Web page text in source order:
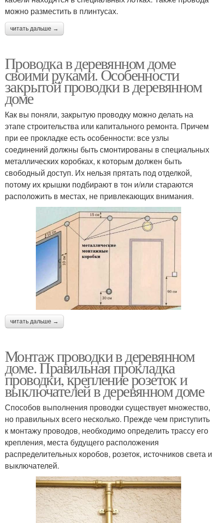
можно разместить в плинтусах.
читать дальше →
Проводка в деревянном доме
своими руками. Особенности
закрытой проводки в деревянном
доме
Как вы поняли, закрытую проводку можно делать на
этапе строительства или капитального ремонта. Причем
при ее прокладке есть особенности: все узлы
соединений должны быть смонтированы в специальных
металлических коробках, к которым должен быть
свободный доступ. Их нельзя прятать под отделкой,
потому их крышки подбирают в тон и/или стараются
расположить в местах, не привлекающих внимания.
читать дальше →
Монтаж проводки в деревянном
доме. Правильная прокладка
проводки, крепление розеток и
выключателей в деревянном доме
Способов выполнения проводки существует множество,
но правильных всего несколько. Прежде чем приступить
к монтажу проводов, необходимо определить трассу его
крепления, места будущего расположения
распределительных коробов, розеток, источников света и
выключателей.